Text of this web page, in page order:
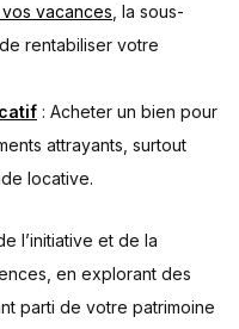
vacances , la sous-
rentabiliser votre
: Acheter un bien pour
attrayants, surtout
locative.
l’initiative et de la
en explorant des
parti de votre patrimoine